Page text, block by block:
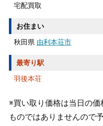
宅配買取
お住まい
秋田県 由利本荘市
最寄り駅
羽後本荘
※買い取り価格は当日の
ものではありませんので